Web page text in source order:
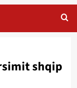
shqip